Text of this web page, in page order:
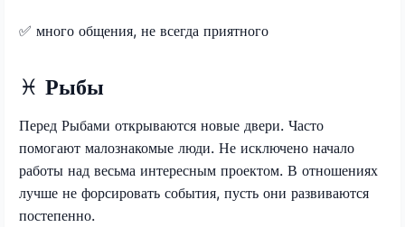
✅ много общения, не всегда приятного
♓ Рыбы
Перед Рыбами открываются новые двери. Часто
помогают малознакомые люди. Не исключено начало
работы над весьма интересным проектом. В отношениях
лучше не форсировать события, пусть они развиваются
постепенно.